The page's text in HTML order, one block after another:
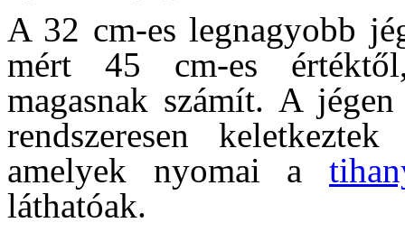
A 32 cm-es legnagyobb
mért 45 cm-es
magasnak számít. A
rendszeresen
amelyek nyomai a
láthatóak.